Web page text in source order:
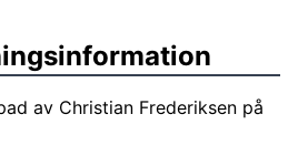
av Christian Frederiksen på